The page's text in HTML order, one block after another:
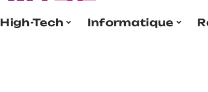
High-Tech Informatique